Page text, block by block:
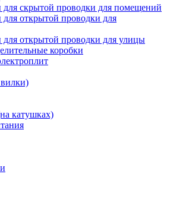
для скрытой проводки для помещений
открытой проводки для
открытой проводки для улицы
коробки
катушках)